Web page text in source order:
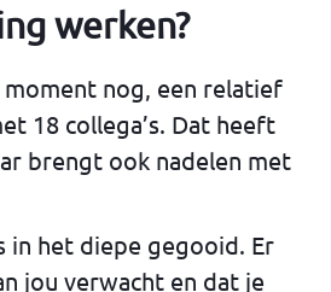
werken?
nog, een relatief
18 collega’s. Dat heeft
brengt ook nadelen met
in het diepe gegooid. Er
jou verwacht en dat je